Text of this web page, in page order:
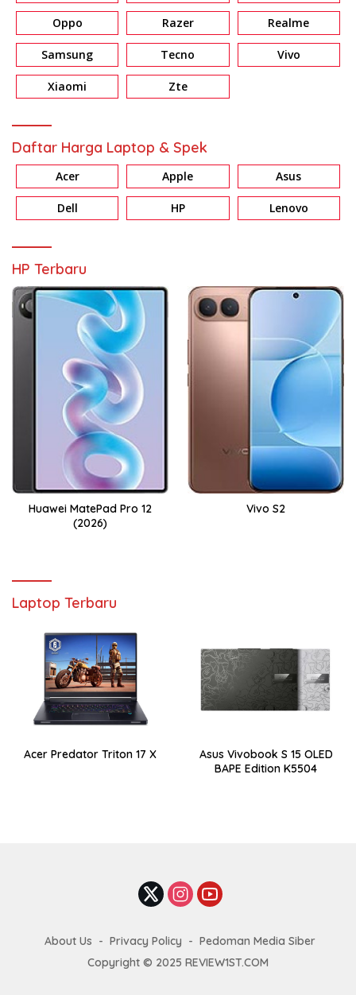
Oppo Razer Realme
Samsung Tecno Vivo
Xiaomi Zte
Daftar Harga Laptop & Spek
Acer Apple Asus
Dell HP Lenovo
HP Terbaru
Huawei MatePad Pro 12
(2026)
Vivo S2
Laptop Terbaru
Acer Predator Triton 17 X
Asus Vivobook S 15 OLED
BAPE Edition K5504
About Us Privacy Policy
Pedoman Media Siber
Copyright © 2025 REVIEW1ST.COM